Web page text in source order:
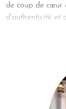
de coup de cœur
d'authenticité et
pérégrinations,
de côté
l'exclusivité